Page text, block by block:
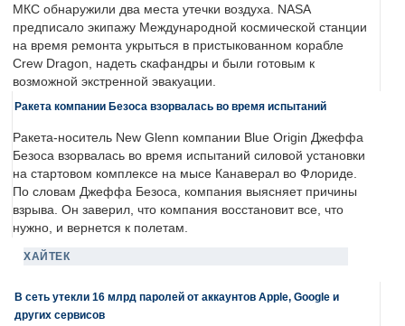
МКС обнаружили два места утечки воздуха. NASA
предписало экипажу Международной космической станции
на время ремонта укрыться в пристыкованном корабле
Crew Dragon, надеть скафандры и были готовым к
возможной экстренной эвакуации.
Ракета компании Безоса взорвалась во время испытаний
Ракета-носитель New Glenn компании Blue Origin Джеффа
Безоса взорвалась во время испытаний силовой установки
на стартовом комплексе на мысе Канаверал во Флориде.
По словам Джеффа Безоса, компания выясняет причины
взрыва. Он заверил, что компания восстановит все, что
нужно, и вернется к полетам.
ХАЙТЕК
В сеть утекли 16 млрд паролей от аккаунтов Apple, Google и
других сервисов